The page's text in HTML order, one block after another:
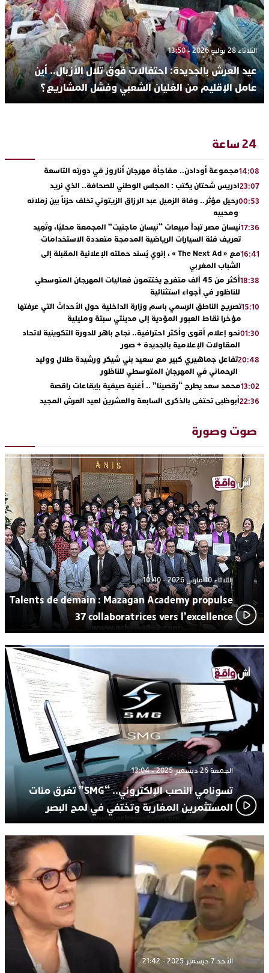
الثلاثاء 28 يوليو 2026 - 13:50
عيد العرش بالجديدة: احتفالات فوق تلال الأزبال.. أين
عامل الإقليم من الغليان الشعبي وفشل المشاريع؟
24 ساعة
14:08مجموعة أودادن.. مفاجأة مهرجان أناروز في دورته التاسعة
23:07ادريس شحتان يكتب : المجلس الوطني للصحافة.. الذي نريد
00:53رحيل مؤثر.. وفاة الزميل عبد الرزاق الزيتوني تخلف حزناً بين زملائه
ومحبيه
17:36نيسان مصر تبدأ مبيعات “نيسان ماجنيت” المجمعة محليًا، وتُعِيد
تعريف فئة السيارات الرياضية المدمجة متعددة الاستخدامات
16:41
مع « The Next Ad » ، إنوي يُسند حملته الإعلانية المقبلة إلى
الشباب المغربي
18:38
أكثر من 45 ألف متفرج يختتمون فعاليات المهرجان المتوسطي
للناظور في أجواء استثنائية
15:10تصريح الناطق الرسمي باسم وزارة الداخلية حول الأحداث التي عرفتها
مؤخرا نقاط العبور المؤدية إلى مدينتي سبتة ومليلية
01:30نحو إعلام أقوى وأكثر احترافية.. نجاح باهر للدورة التكوينية لاتحاد
المقاولات الإعلامية بالجديدة + صور
20:48تفاعل جماهيري كبير مع سعيد بني شيكر ورشيدة طلال ووليد
الرحماني في المهرجان المتوسطي للناظور
13:02محمد سعد يطرح “رقصينا” .. أغنية صيفية بإيقاعات راقصة
22:36أبوظبي تحتفي بالذكرى السابعة والعشرين لعيد العرش المجيد
13:30دنيا بوطازوت تواصل تألقها الفني وتؤكد مكانتها بأداء مميز في
“كوفرة فالغيس”
19:11يقظة أمنية تنهي كابوس الفتاة القاصر: كواليس مثيرة لعملية تحرير
رهينتين من قبضة ذي سوابق بالجديدة
17:27اتحاد المقاولات الإعلامية يقود قاطرة التكوين بالجديدة ويستضيف
الإعلامي سعيد بلفقير في دورة استثنائية
صوت وصورة
الثلاثاء 10 مارس 2026 - 10:40
Talents de demain : Mazagan Academy propulse
37 collaboratrices vers l’excellence
الجمعة 26 ديسمبر 2025 - 13:04
تسونامي النصب الإلكتروني.. “SMG” تغرق مئات
المستثمرين المغاربة وتختفي في لمح البصر
الأحد 7 ديسمبر 2025 - 21:42